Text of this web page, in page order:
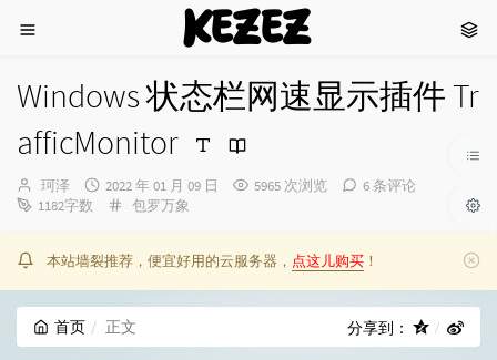
KEZEZ
Windows 状态栏网速显示插件 Tr
afficMonitor
博
主：
珂泽
发
布
2022 年 01 月 09 日 5965 次浏览
6 条评论
1182字数
分
包罗万象
本站墙裂推荐，便宜好用的云服务器， 点这儿购买 ！
首页 正文 分享到：